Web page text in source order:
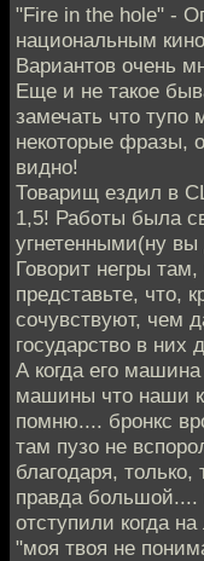
"Fire in the hole" -
национальным
Вариантов очень
Еще и не такое
замечать что тупо
некоторые фразы,
видно!
Товарищ ездил в
1,5! Работы была
угнетенными(ну
Говорит негры
представьте, что,
сочувствуют, чем
государство в них
А когда его
машины что наши
помню.... бронкс
там пузо не
благодаря,
правда
отступили когда
"моя твоя не